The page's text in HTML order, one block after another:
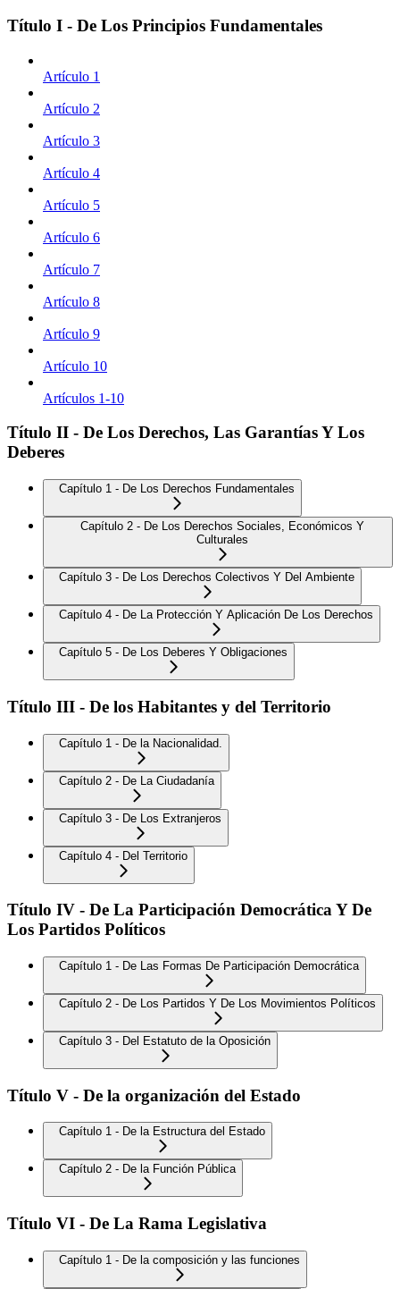
Título I - De Los Principios Fundamentales
Artículo 1
Artículo 2
Artículo 3
Artículo 4
Artículo 5
Artículo 6
Artículo 7
Artículo 8
Artículo 9
Artículo 10
Artículos 1-10
Título II - De Los Derechos, Las Garantías Y Los
Deberes
Capítulo 1 - De Los Derechos Fundamentales
Capítulo 2 - De Los Derechos Sociales, Económicos Y
Culturales
Capítulo 3 - De Los Derechos Colectivos Y Del Ambiente
Capítulo 4 - De La Protección Y Aplicación De Los Derechos
Capítulo 5 - De Los Deberes Y Obligaciones
Título III - De los Habitantes y del Territorio
Capítulo 1 - De la Nacionalidad.
Capítulo 2 - De La Ciudadanía
Capítulo 3 - De Los Extranjeros
Capítulo 4 - Del Territorio
Título IV - De La Participación Democrática Y De
Los Partidos Políticos
Capítulo 1 - De Las Formas De Participación Democrática
Capítulo 2 - De Los Partidos Y De Los Movimientos Políticos
Capítulo 3 - Del Estatuto de la Oposición
Título V - De la organización del Estado
Capítulo 1 - De la Estructura del Estado
Capítulo 2 - De la Función Pública
Título VI - De La Rama Legislativa
Capítulo 1 - De la composición y las funciones